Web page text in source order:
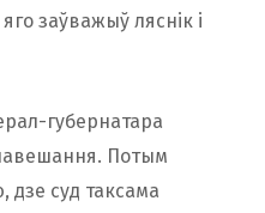
заўважыў ляснік і
губернатара
Потым
дзе суд таксама